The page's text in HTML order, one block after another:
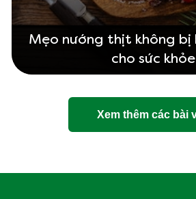
Mẹo nướng thịt không bị
cho sức khỏe
Xem thêm các bài